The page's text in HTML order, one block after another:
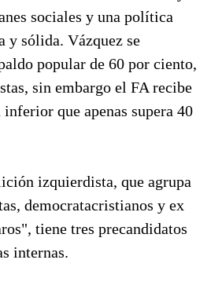
sociales y una política
y sólida. Vázquez se
popular de 60 por ciento,
sin embargo el FA recibe
que apenas supera 40
izquierdista, que agrupa
democratacristianos y ex
tiene tres precandidatos
internas.